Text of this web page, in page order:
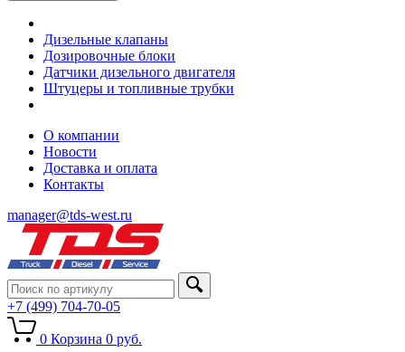
Дизельные клапаны
Дозировочные блоки
Датчики дизельного двигателя
Штуцеры и топливные трубки
О компании
Новости
Доставка и оплата
Контакты
manager@tds-west.ru
+7 (499) 704-70-05
0 Корзина 0 руб.